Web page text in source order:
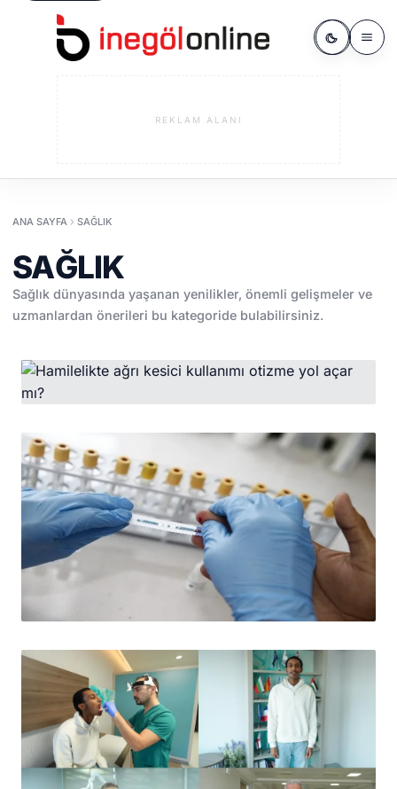
REKLAM ALANI
ANA SAYFA SAĞLIK
SAĞLIK
Sağlık dünyasında yaşanan yenilikler, önemli gelişmeler ve
uzmanlardan önerileri bu kategoride bulabilirsiniz.
Hamilelikte ağrı kesici
kullanımı otizme yol açar mı?
Hamilelikte ağrı kesici kullanımı otizme neden olur mu?
Uzmanlar bilimsel verilerle iddialara yanıt verdi. İşte
gerçekler.
Türkiye’de HIV vakaları neden artıyor?
Uzmanlar uyarıyor